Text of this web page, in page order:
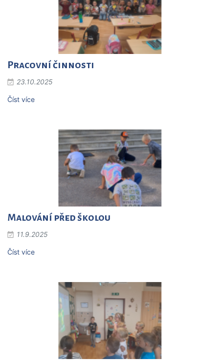
Pracovní činnosti
23.10.2025
Číst více
Malování před školou
11.9.2025
Číst více